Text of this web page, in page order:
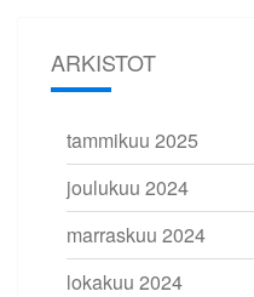
ARKISTOT
tammikuu 2025
joulukuu 2024
marraskuu 2024
lokakuu 2024